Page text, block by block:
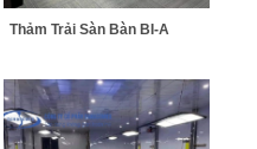
Thảm Trải Sàn Bàn BI-A